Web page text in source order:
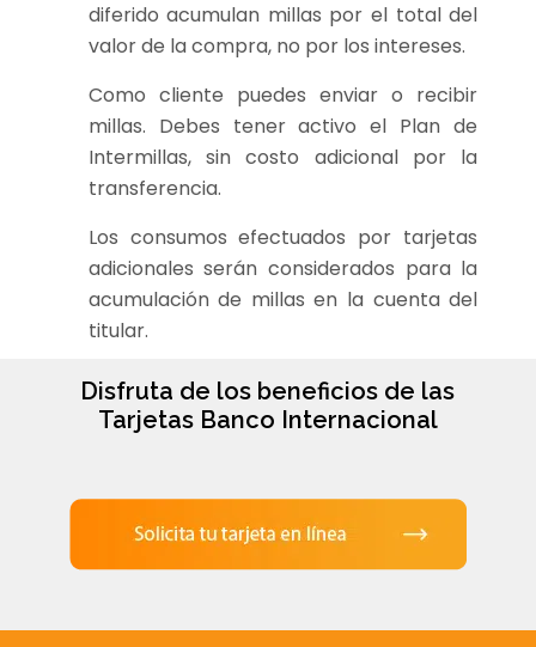
diferido acumulan millas por el total del
valor de la compra, no por los intereses.
Como cliente puedes enviar o recibir
millas. Debes tener activo el Plan de
Intermillas, sin costo adicional por la
transferencia.
Los consumos efectuados por tarjetas
adicionales serán considerados para la
acumulación de millas en la cuenta del
titular.
Disfruta de los beneficios de las
Tarjetas Banco Internacional